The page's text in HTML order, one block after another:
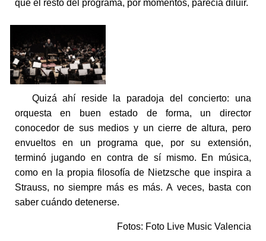
que el resto del programa, por momentos, parecía diluir.
Quizá ahí reside la paradoja del concierto: una
orquesta en buen estado de forma, un director
conocedor de sus medios y un cierre de altura, pero
envueltos en un programa que, por su extensión,
terminó jugando en contra de sí mismo. En música,
como en la propia filosofía de Nietzsche que inspira a
Strauss, no siempre más es más. A veces, basta con
saber cuándo detenerse.
Fotos: Foto Live Music Valencia